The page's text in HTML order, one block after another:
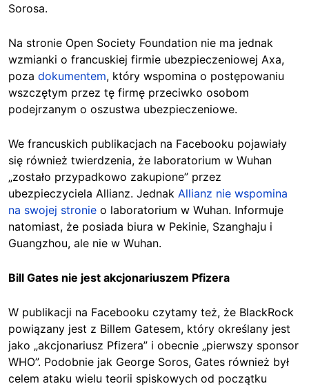
Sorosa.
Na stronie Open Society Foundation nie ma jednak
wzmianki o francuskiej firmie ubezpieczeniowej Axa,
poza dokumentem, który wspomina o postępowaniu
wszczętym przez tę firmę przeciwko osobom
podejrzanym o oszustwa ubezpieczeniowe.
We francuskich publikacjach na Facebooku pojawiały
się również twierdzenia, że laboratorium w Wuhan
„zostało przypadkowo zakupione” przez
ubezpieczyciela Allianz. Jednak Allianz nie wspomina
na swojej stronie o laboratorium w Wuhan. Informuje
natomiast, że posiada biura w Pekinie, Szanghaju i
Guangzhou, ale nie w Wuhan.
Bill Gates nie jest akcjonariuszem Pfizera
W publikacji na Facebooku czytamy też, że BlackRock
powiązany jest z Billem Gatesem, który określany jest
jako „akcjonariusz Pfizera” i obecnie „pierwszy sponsor
WHO”. Podobnie jak George Soros, Gates również był
celem ataku wielu teorii spiskowych od początku